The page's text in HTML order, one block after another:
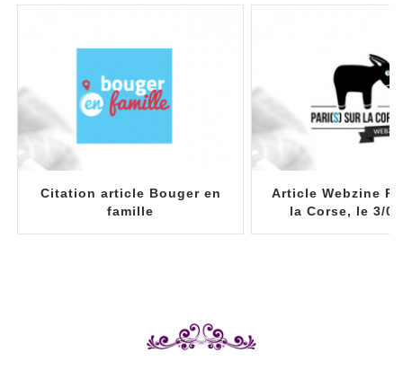
Citation article Bouger en
famille
Article Webzine
la Corse, le 3/